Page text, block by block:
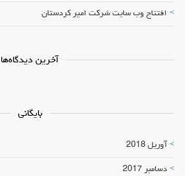
افتتاح وب سایت شرکت امیر کردستان
آخرین دیدگاه‌ها
بایگانی
آوریل 2018
دسامبر 2017